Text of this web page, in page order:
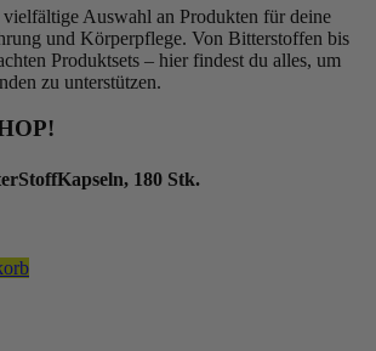
vielfältige Auswahl an Produkten für deine
und Körperpflege. Von Bitterstoffen bis
Produktsets – hier findest du alles, um
zu unterstützen.
180 Stk.